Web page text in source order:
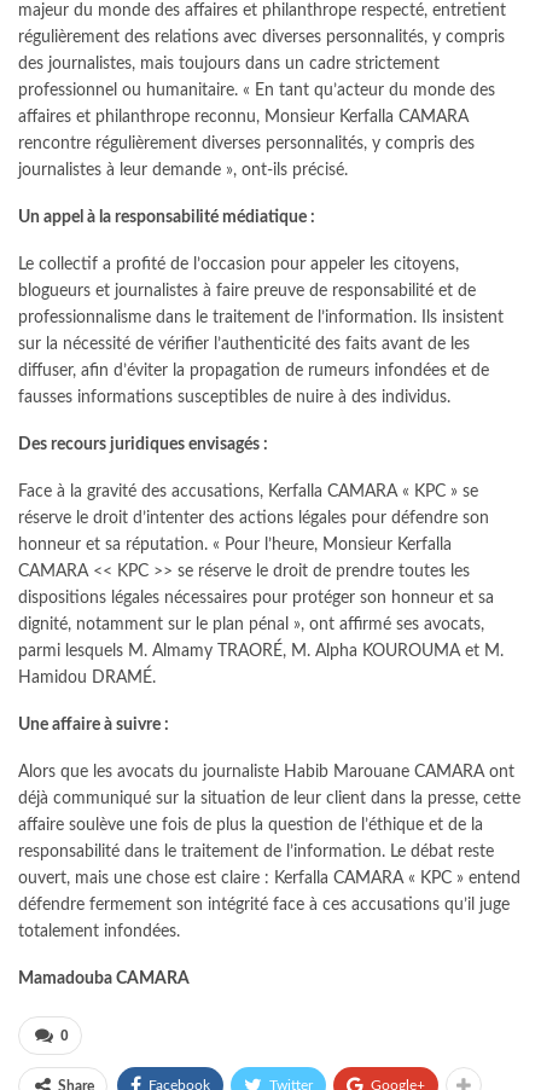
majeur du monde des affaires et philanthrope respecté, entretient
régulièrement des relations avec diverses personnalités, y compris
des journalistes, mais toujours dans un cadre strictement
professionnel ou humanitaire. « En tant qu’acteur du monde des
affaires et philanthrope reconnu, Monsieur Kerfalla CAMARA
rencontre régulièrement diverses personnalités, y compris des
journalistes à leur demande », ont-ils précisé.
Un appel à la responsabilité médiatique :
Le collectif a profité de l’occasion pour appeler les citoyens,
blogueurs et journalistes à faire preuve de responsabilité et de
professionnalisme dans le traitement de l’information. Ils insistent
sur la nécessité de vérifier l’authenticité des faits avant de les
diffuser, afin d’éviter la propagation de rumeurs infondées et de
fausses informations susceptibles de nuire à des individus.
Des recours juridiques envisagés :
Face à la gravité des accusations, Kerfalla CAMARA « KPC » se
réserve le droit d’intenter des actions légales pour défendre son
honneur et sa réputation. « Pour l’heure, Monsieur Kerfalla
CAMARA << KPC >> se réserve le droit de prendre toutes les
dispositions légales nécessaires pour protéger son honneur et sa
dignité, notamment sur le plan pénal », ont affirmé ses avocats,
parmi lesquels M. Almamy TRAORÉ, M. Alpha KOUROUMA et M.
Hamidou DRAMÉ.
Une affaire à suivre :
Alors que les avocats du journaliste Habib Marouane CAMARA ont
déjà communiqué sur la situation de leur client dans la presse, cette
affaire soulève une fois de plus la question de l’éthique et de la
responsabilité dans le traitement de l’information. Le débat reste
ouvert, mais une chose est claire : Kerfalla CAMARA « KPC » entend
défendre fermement son intégrité face à ces accusations qu’il juge
totalement infondées.
Mamadouba CAMARA
0
Share Facebook Twitter Google+